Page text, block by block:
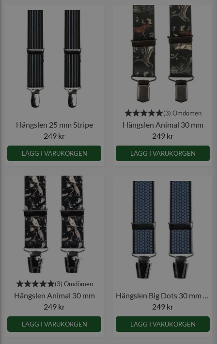
Hängslen 25 mm Stripe
249 kr
LÄGG I VARUKORGEN
Hängslen Animal 30 mm
249 kr
LÄGG I VARUKORGEN
Hängslen Animal 30 mm
249 kr
LÄGG I VARUKORGEN
Hängslen Big Dots 30 mm marinblå
249 kr
LÄGG I VARUKORGEN